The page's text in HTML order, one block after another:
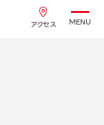
アクセス MENU